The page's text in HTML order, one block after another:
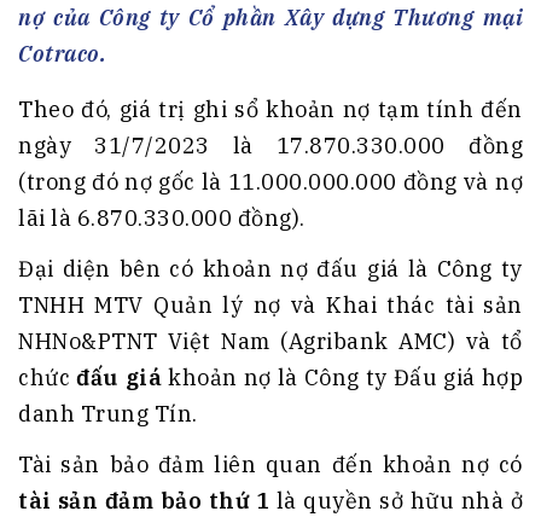
nợ của Công ty Cổ phần Xây dựng Thương mại
Cotraco.
Theo đó, giá trị ghi sổ khoản nợ tạm tính đến
ngày 31/7/2023 là 17.870.330.000 đồng
(trong đó nợ gốc là 11.000.000.000 đồng và nợ
lãi là 6.870.330.000 đồng).
Đại diện bên có khoản nợ đấu giá là Công ty
TNHH MTV Quản lý nợ và Khai thác tài sản
NHNo&PTNT Việt Nam (Agribank AMC) và tổ
chức đấu giá khoản nợ là Công ty Đấu giá hợp
danh Trung Tín.
Tài sản bảo đảm liên quan đến khoản nợ có
tài sản đảm bảo thứ 1 là quyền sở hữu nhà ở